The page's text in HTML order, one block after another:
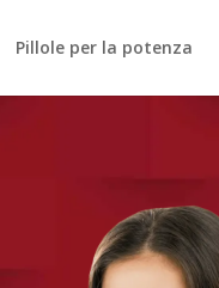
Pillole per la potenza